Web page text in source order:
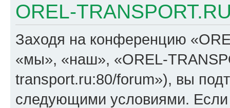
OREL-
Заходя на конференцию
«мы», «наш», «OREL-
transport.ru:80/forum»), вы
следующими условиями.